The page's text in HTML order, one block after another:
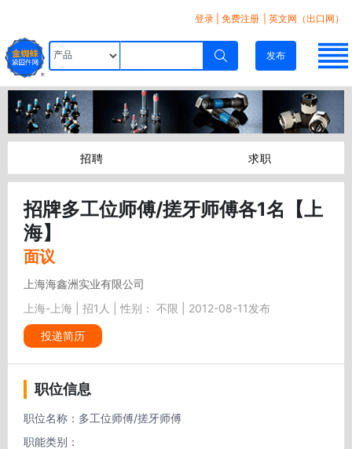
登录 免费注册 | 英文网（出口网）
发布
招聘 求职
招牌多工位师傅/搓牙师傅各1名【上
海】
面议
上海海鑫洲实业有限公司
上海-上海 | 招1人 | 性别： 不限 | 2012-08-11发布
投递简历
职位信息
职位名称：多工位师傅/搓牙师傅
职能类别：